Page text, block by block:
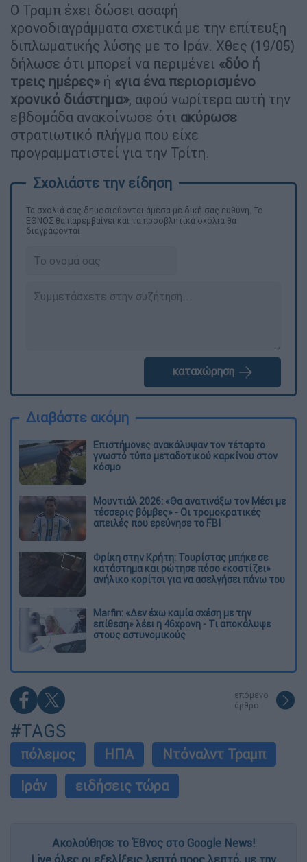
Ο Τραμπ έχει δώσει ασαφή
χρονοδιαγράμματα σχετικά με την επίτευξη
διπλωματικής λύσης με το Ιράν. Χθες (19/05)
δήλωσε ότι μπορεί να περιμένει «δύο ή
τρεις ημέρες» ή «για ένα περιορισμένο
χρονικό διάστημα», αφού νωρίτερα αυτή την
εβδομάδα ανακοίνωσε ότι ακύρωσε
στρατιωτικό πλήγμα που είχε
προγραμματιστεί για την Τρίτη.
Τα σχολιά σας δημοσιεύονται άμεσα με δική σας ευθύνη. Το
ΕΘΝΟΣ θα παρεμβαίνει και τα προσβλητικά σχόλια θα
διαγράφονται
καταχώρηση
Διαβάστε ακόμη
Επιστήμονες ανακάλυψαν τον τέταρτο
γνωστό τύπο μεταδοτικού καρκίνου στον
κόσμο
Μουντιάλ 2026: «Θα ανατινάξω τον Μέσι με
τέσσερις βόμβες» - Οι τρομοκρατικές
απειλές που ερεύνησε το FBI
Φρίκη στην Κρήτη: Τουρίστας μπήκε σε
κατάστημα και ρώτησε πόσο «κοστίζει»
ανήλικο κορίτσι για να ασελγήσει πάνω του
Marfin: «Δεν έχω καμία σχέση με την
επίθεση» λέει η 46χρονη - Τι αποκάλυψε
στους αστυνομικούς
επόμενο
άρθρο
#TAGS
πόλεμος ΗΠΑ
Ντόναλντ Τραμπ
Ιράν
ειδήσεις τώρα
Ακολούθησε το Έθνος στο Google News!